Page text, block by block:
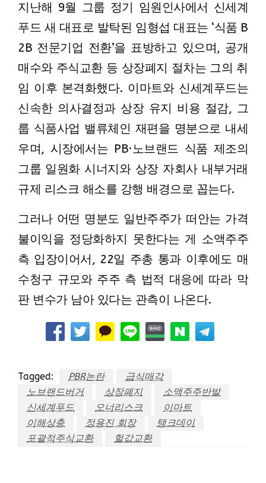
지난해 9월 그룹 정기 임원인사에서 신세계
푸드 새 대표로 발탁된 임형섭 대표는 ‘식품 B
2B 전문기업 전환’을 표방하고 있으며, 공개
매수와 주식교환 등 상장폐지 절차는 그의 취
임 이후 본격화했다. 이마트와 신세계푸드는
신속한 의사결정과 상장 유지 비용 절감, 그
룹 식품사업 밸류체인 재편을 명분으로 내세
우며, 시장에서는 PB·노브랜드 식품 제조의
그룹 일원화 시너지와 상장 자회사 내부거래
규제 리스크 해소를 강행 배경으로 꼽는다.
그러나 어떤 명분도 일반주주가 떠안는 가격
불이익을 정당화하지 못한다는 게 소액주주
측 입장이어서, 22일 주총 통과 이후에도 매
수청구 규모와 주주 측 법적 대응에 따라 막
판 변수가 남아 있다는 관측이 나온다.
Tagged: PBR논란
급식매각
노브랜드버거
상장폐지
소액주주반발
신세계푸드
오너리스크
이마트
이해상충
정용진 회장
탱크데이
포괄적주식교환
헐값교환